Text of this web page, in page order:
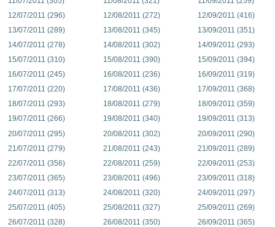
12/07/2011 (296)
13/07/2011 (289)
14/07/2011 (278)
15/07/2011 (310)
16/07/2011 (245)
17/07/2011 (220)
18/07/2011 (293)
19/07/2011 (266)
20/07/2011 (295)
21/07/2011 (279)
22/07/2011 (356)
23/07/2011 (365)
24/07/2011 (313)
25/07/2011 (405)
26/07/2011 (328)
12/08/2011 (272)
13/08/2011 (345)
14/08/2011 (302)
15/08/2011 (390)
16/08/2011 (236)
17/08/2011 (436)
18/08/2011 (279)
19/08/2011 (340)
20/08/2011 (302)
21/08/2011 (243)
22/08/2011 (259)
23/08/2011 (496)
24/08/2011 (320)
25/08/2011 (327)
26/08/2011 (350)
12/09/2011 (416)
13/09/2011 (351)
14/09/2011 (293)
15/09/2011 (394)
16/09/2011 (319)
17/09/2011 (368)
18/09/2011 (359)
19/09/2011 (313)
20/09/2011 (290)
21/09/2011 (289)
22/09/2011 (253)
23/09/2011 (318)
24/09/2011 (297)
25/09/2011 (269)
26/09/2011 (365)